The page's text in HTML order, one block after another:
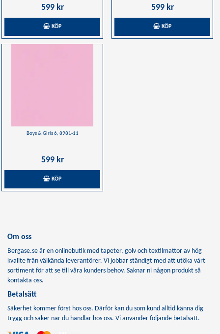
599 kr
KÖP
599 kr
KÖP
Boys & Girls 6, 8981-11
599 kr
KÖP
Om oss
Bergase.se är en onlinebutik med tapeter, golv och textilmattor av hög
kvalite från välkända leverantörer. Vi jobbar ständigt med att utöka vårt
sortiment för att se till våra kunders behov. Saknar ni någon produkt så
kontakta oss.
Betalsätt
Säkerhet kommer först hos oss. Därför kan du som kund alltid känna dig
trygg och säker när du handlar hos oss. Vi använder följande betalsätt.